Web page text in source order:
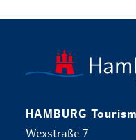
HAMBURG
Wexstraße 7